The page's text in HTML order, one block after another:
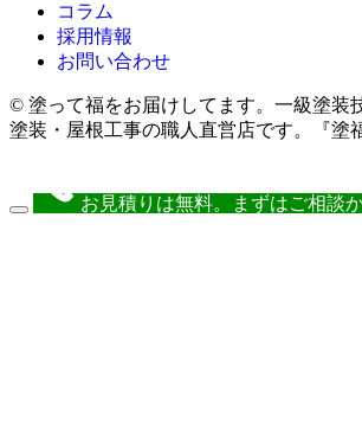
コラム
採用情報
お問い合わせ
© 塗って福をお届けしてます。一級塗装
塗装・屋根工事の職人直営店です。『塗
お見積りは無料。まずはご相談